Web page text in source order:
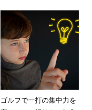
ゴルフで一打の集中力を